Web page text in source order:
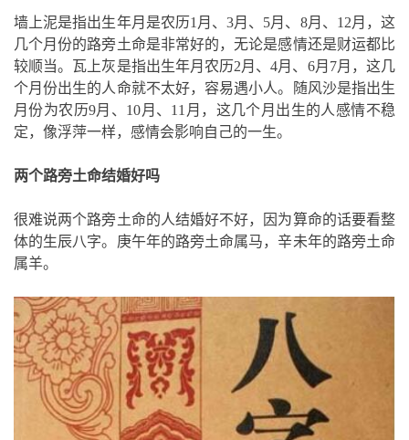
墙上泥是指出生年月是农历1月、3月、5月、8月、12月，这
几个月份的路旁土命是非常好的，无论是感情还是财运都比
较顺当。瓦上灰是指出生年月农历2月、4月、6月7月，这几
个月份出生的人命就不太好，容易遇小人。随风沙是指出生
月份为农历9月、10月、11月，这几个月出生的人感情不稳
定，像浮萍一样，感情会影响自己的一生。
两个路旁土命结婚好吗
很难说两个路旁土命的人结婚好不好，因为算命的话要看整
体的生辰八字。庚午年的路旁土命属马，辛未年的路旁土命
属羊。